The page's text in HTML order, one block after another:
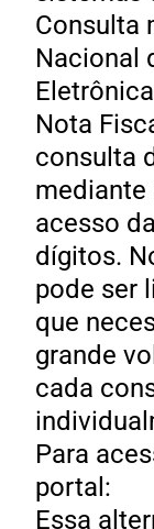
Consulta
Nacional
Nota
consulta
mediante
acesso
dígitos.
pode ser
que
grande
cada
Para
portal:
Essa